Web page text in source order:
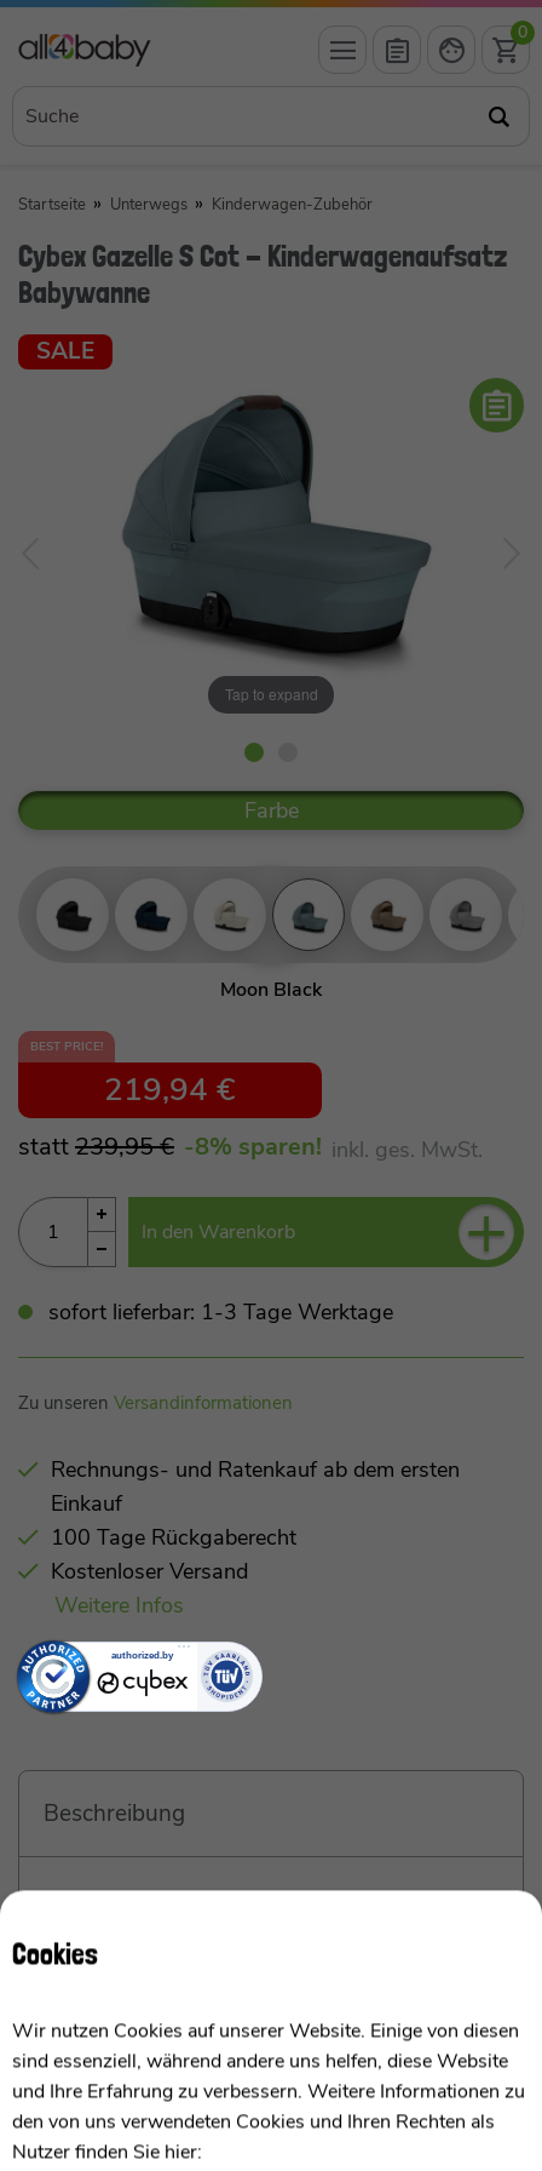
0
Startseite Unterwegs Kinderwagen-Zubehör
Cybex Gazelle S Cot - Kinderwagenaufsatz
Babywanne
SALE
Tap to expand
Farbe
Moon Black
BEST PRICE!
219,94 €
statt239,95 € -8% sparen! inkl. ges. MwSt.
In den Warenkorb +
sofort lieferbar: 1-3 Tage Werktage
Zu unseren Versandinformationen
Rechnungs- und Ratenkauf ab dem ersten
Einkauf
100 Tage Rückgaberecht
Kostenloser Versand
Weitere Infos
Beschreibung
Kinderwagenaufsatz für Euren Gazelle S
Ab Geburt bis 9 kg (ca. 6 Monate)
Macht den Cybex Gazelle S Kinderwagen
neugeborenentauglich
Cookies
Wir nutzen Cookies auf unserer Website. Einige von diesen
sind essenziell, während andere uns helfen, diese Website
und Ihre Erfahrung zu verbessern. Weitere Informationen zu
den von uns verwendeten Cookies und Ihren Rechten als
Nutzer finden Sie hier: